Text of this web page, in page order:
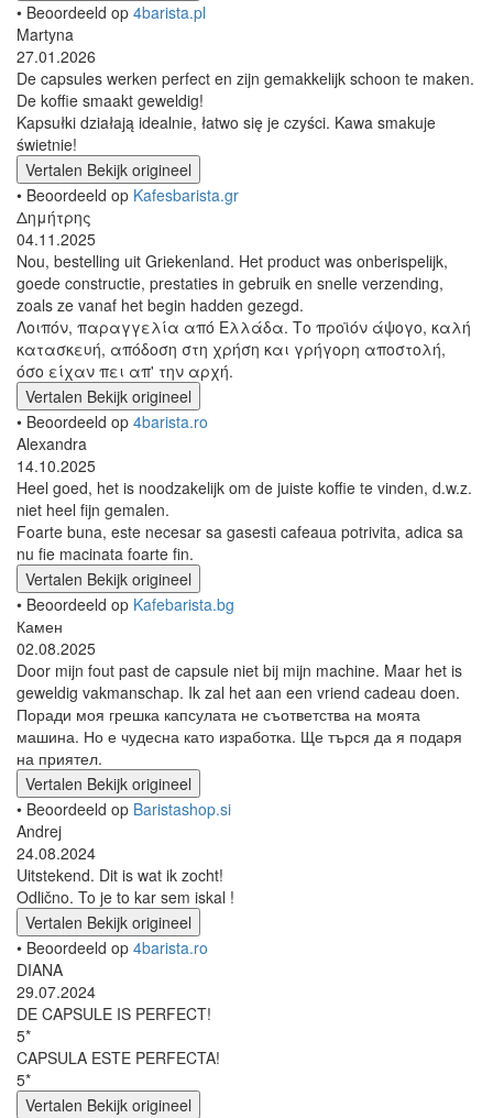
• Beoordeeld op 4barista.pl
Martyna
27.01.2026
De capsules werken perfect en zijn gemakkelijk schoon te maken.
De koffie smaakt geweldig!
Kapsułki działają idealnie, łatwo się je czyści. Kawa smakuje
świetnie!
Vertalen Bekijk origineel
• Beoordeeld op Kafesbarista.gr
Δημήτρης
04.11.2025
Nou, bestelling uit Griekenland. Het product was onberispelijk,
goede constructie, prestaties in gebruik en snelle verzending,
zoals ze vanaf het begin hadden gezegd.
Λοιπόν, παραγγελία από Ελλάδα. Το προϊόν άψογο, καλή
κατασκευή, απόδοση στη χρήση και γρήγορη αποστολή,
όσο είχαν πει απ' την αρχή.
Vertalen Bekijk origineel
• Beoordeeld op 4barista.ro
Alexandra
14.10.2025
Heel goed, het is noodzakelijk om de juiste koffie te vinden, d.w.z.
niet heel fijn gemalen.
Foarte buna, este necesar sa gasesti cafeaua potrivita, adica sa
nu fie macinata foarte fin.
Vertalen Bekijk origineel
• Beoordeeld op Kafebarista.bg
Камен
02.08.2025
Door mijn fout past de capsule niet bij mijn machine. Maar het is
geweldig vakmanschap. Ik zal het aan een vriend cadeau doen.
Поради моя грешка капсулата не съответства на моята
машина. Но е чудесна като изработка. Ще търся да я подаря
на приятел.
Vertalen Bekijk origineel
• Beoordeeld op Baristashop.si
Andrej
24.08.2024
Uitstekend. Dit is wat ik zocht!
Odlično. To je to kar sem iskal !
Vertalen Bekijk origineel
• Beoordeeld op 4barista.ro
DIANA
29.07.2024
DE CAPSULE IS PERFECT!
5*
CAPSULA ESTE PERFECTA!
5*
Vertalen Bekijk origineel